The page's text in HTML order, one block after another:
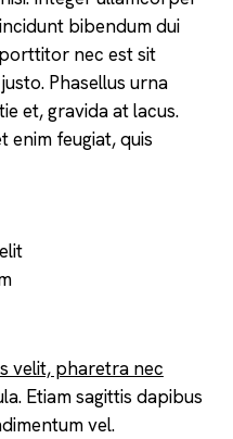
bibendum dui
nec est sit
Phasellus urna
et, gravida at lacus.
enim feugiat, quis
velit, pharetra nec
Etiam sagittis dapibus
vel.